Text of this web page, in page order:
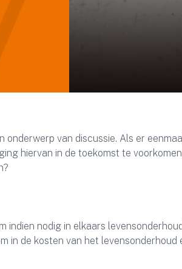
onderwerp van discussie. Als er
hiervan in de toekomst te
nodig in elkaars
in de kosten van het levensonderhoud